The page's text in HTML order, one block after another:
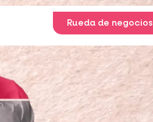
Rueda de negocios